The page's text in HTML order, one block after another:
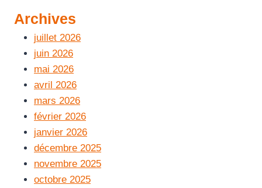
Archives
juillet 2026
juin 2026
mai 2026
avril 2026
mars 2026
février 2026
janvier 2026
décembre 2025
novembre 2025
octobre 2025